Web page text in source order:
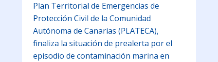
Plan Territorial de Emergencias de
Protección Civil de la Comunidad
Autónoma de Canarias (PLATECA),
finaliza la situación de prealerta por el
episodio de contaminación marina en